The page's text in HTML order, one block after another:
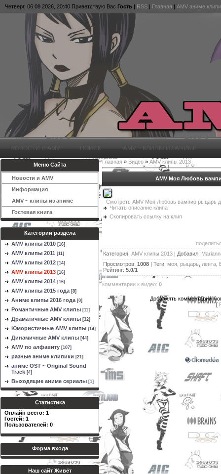
Четверг, 06.08.2026, 20:40 Приветствую Вас Гость | RSS | Главная | AMV аниме
НОВОСТИ И AMV ПОИСК AMV ~ КЛИПЫ ИЗ АНИМЕ
Меню Сайта
Новости и AMV
Информация
AMV ~ клипы из аниме
Гостевая книга
Категории раздела
AMV клипы 2010 [16]
AMV клипы 2011 [11]
AMV клипы 2012 [14]
AMV клипы 2013 [16]
AMV клипы 2014 [16]
AMV клипы 2015 года [8]
Аниме клипы 2016 года [0]
Романтичные AMV клипы [11]
Драматичные AMV клипы [32]
Юмористичные AMV клипы [14]
Динамичные AMV клипы [44]
AMV по алфавиту [107]
разные аниме клипики [21]
аниме OST ~ Original Sound
Track [4]
Выходящие аниме сериалы [1]
Статистика
Онлайн всего: 1
Гостей: 1
Пользователей: 0
Форма входа
Наш сайт Живёт
Главная » Видео » AMV клипы 2013
AMV Моя Любовь
Смотреть AMV Моя Любовь вампир рыцарь
Читать описание клипа
Скопировать ссылку на клип
Категория: AMV клипы 2013 | Добавил:
Просмотров: 1008 | Теги: моя рыцарь лента
Рейтинг: 5.0/1
комментарии к видео: 0
Добавлять комментарии
[